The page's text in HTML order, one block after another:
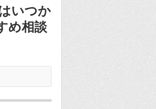
いつか
め相談